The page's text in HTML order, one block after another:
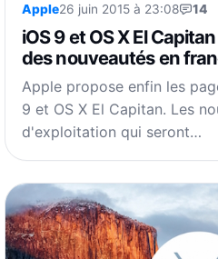
Apple26 juin 2015 à 23:08 14
iOS 9 et OS X El
des nouveautés en
Apple propose enfin les
9 et OS X El Capitan. Les
d'exploitation qui seront…